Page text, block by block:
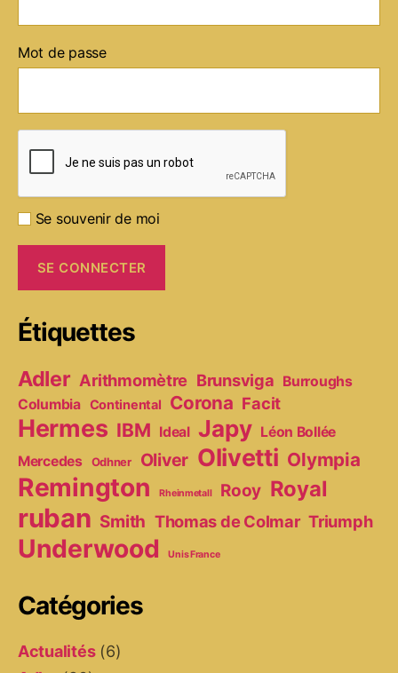
Mot de passe
Se souvenir de moi
Étiquettes
Adler Arithmomètre Brunsviga Burroughs
Columbia Continental Corona Facit
Hermes IBM Ideal Japy Léon Bollée
Mercedes
Odhner Oliver Olivetti Olympia
Remington Rheinmetall Rooy Royal
ruban Smith Thomas de Colmar Triumph
Underwood Unis France
Catégories
Actualités(6)